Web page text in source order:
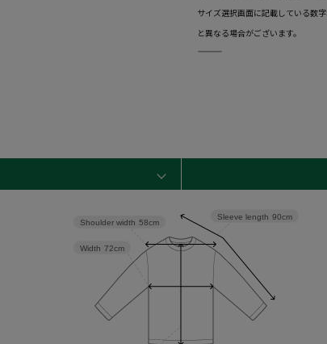
サイズ選択画面に記載している数
と異なる場合がございます。
―――――――――――――――――――――――
Sleeve length 90cm
Width 72cm
Shoulder width 58cm